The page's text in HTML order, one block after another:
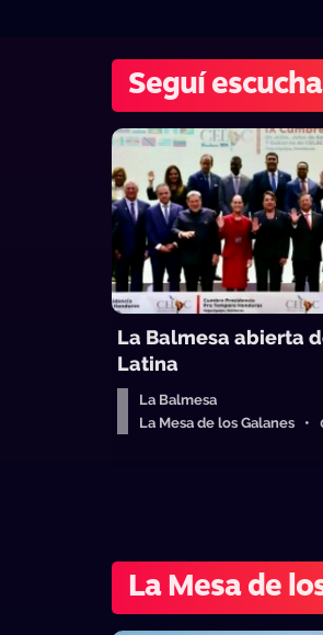
Seguí
La Balmesa abierta
Latina
La Balmesa
La Mesa de los Galanes
La Mesa de